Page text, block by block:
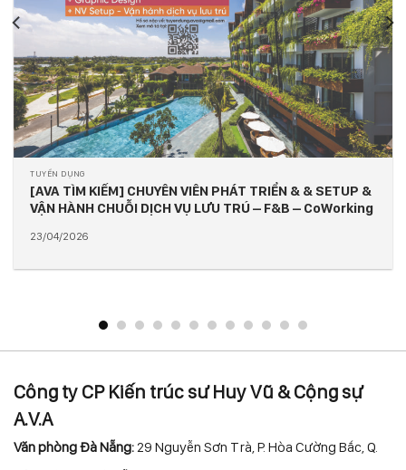
TUYỂN DỤNG
[AVA Architects tuyển dụng Q2-2026] – Kỹ sư giám
sát thi công, Kỹ sư giám sát MEP
02/04/2026
Công ty CP Kiến trúc sư Huy Vũ & Cộng sự
A.V.A
Văn phòng Đà Nẵng: 29 Nguyễn Sơn Trà, P. Hòa Cường Bắc, Q.